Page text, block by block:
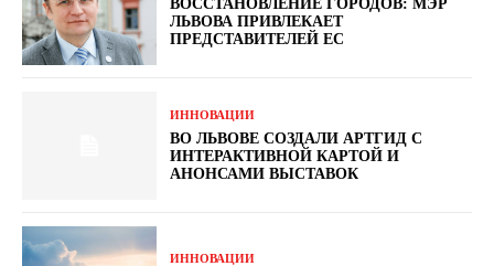
ВОССТАНОВЛЕНИЕ ГОРОДОВ: МЭР
ЛЬВОВА ПРИВЛЕКАЕТ
ПРЕДСТАВИТЕЛЕЙ ЕС
ИННОВАЦИИ
ВО ЛЬВОВЕ СОЗДАЛИ АРТГИД С
ИНТЕРАКТИВНОЙ КАРТОЙ И
АНОНСАМИ ВЫСТАВОК
ИННОВАЦИИ